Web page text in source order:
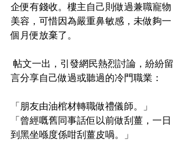
企便有錢收。樓主自己則做過兼職寵物
美容，可惜因為嚴重鼻敏感，未做夠一
個月便放棄了。
帖文一出，引發網民熱烈討論，紛紛留
言分享自己做過或聽過的冷門職業：
「朋友由油棺材轉職做禮儀師。」
「曾經嘅舊同事話佢以前做刮薑，一日
到黑坐喺度係咁刮薑皮喎。」